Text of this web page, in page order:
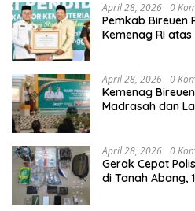
April 28, 2026 0
Pemkab Bireuen
Kemenag RI
April 28, 2026 0
Kemenag
Madrasah dan
April 28, 2026 0
Gerak Cepat
di Tanah Abang,